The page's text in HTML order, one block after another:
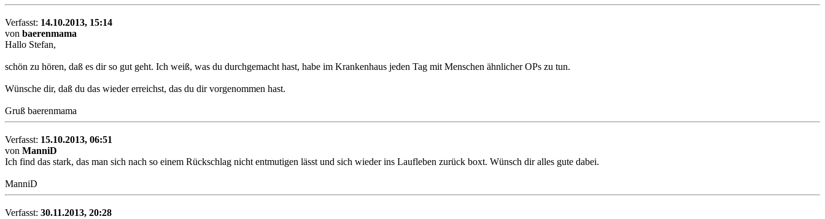
Verfasst: 14.10.2013, 15:14
von baerenmama
Hallo Stefan,
schön zu hören, daß es dir so gut geht. Ich weiß, was du durchgemacht hast, habe im Krankenhaus jeden Tag mit Menschen ähnlicher OPs zu tun.
Wünsche dir, daß du das wieder erreichst, das du dir vorgenommen hast.
Gruß baerenmama
Verfasst: 15.10.2013, 06:51
von ManniD
Ich find das stark, das man sich nach so einem Rückschlag nicht entmutigen lässt und sich wieder ins Laufleben zurück boxt. Wünsch dir alles gute dabei.
ManniD
Verfasst: 30.11.2013, 20:28